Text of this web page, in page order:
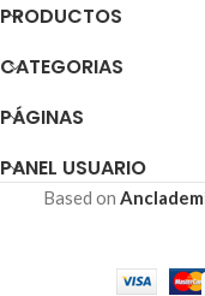
PRODUCTOS
CATEGORIAS
PÁGINAS
PANEL USUARIO
Based on